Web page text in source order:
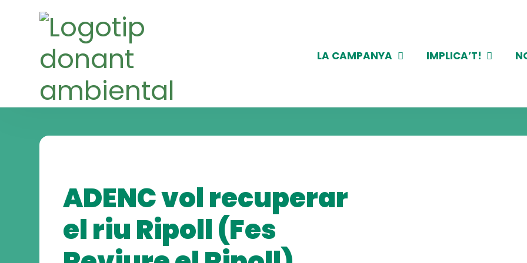
Skip
navigation
Skip
content
LA CAMPANYA IMPLICA’T!
ADENC vol recuperar
el riu Ripoll (Fes